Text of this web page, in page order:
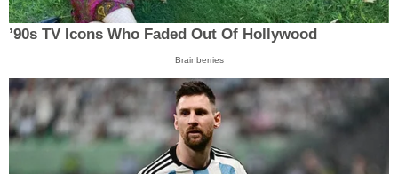
’90s TV Icons Who Faded Out Of Hollywood
Brainberries